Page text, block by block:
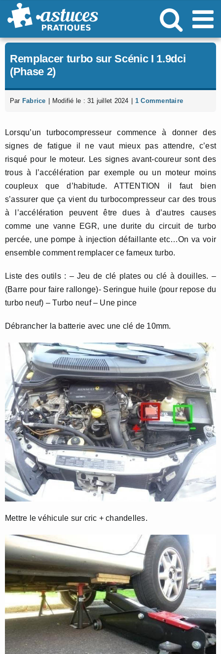
Passer
au
Remplacer turbo sur Scénic I 1.9dci
(Phase 2)
Par Fabrice Modifié le : 31 juillet 2024 1 Commentaire
Lorsqu’un turbocompresseur commence à donner des
signes de fatigue il ne vaut mieux pas attendre, c’est
risqué pour le moteur. Les signes avant-coureur sont des
trous à l’accélération par exemple ou un moteur moins
coupleux que d’habitude. ATTENTION il faut bien
s’assurer que ça vient du turbocompresseur car des trous
à l’accélération peuvent être dues à d’autres causes
comme une vanne EGR, une durite du circuit de turbo
percée, une pompe à injection défaillante etc…On va voir
ensemble comment remplacer ce fameux turbo.
Liste des outils : – Jeu de clé plates ou clé à douilles. –
(Barre pour faire rallonge)- Seringue huile (pour repose du
turbo neuf) – Turbo neuf – Une pince
Débrancher la batterie avec une clé de 10mm.
Mettre le véhicule sur cric + chandelles.